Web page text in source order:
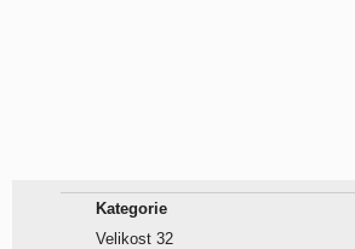
Kategorie
Velikost 32